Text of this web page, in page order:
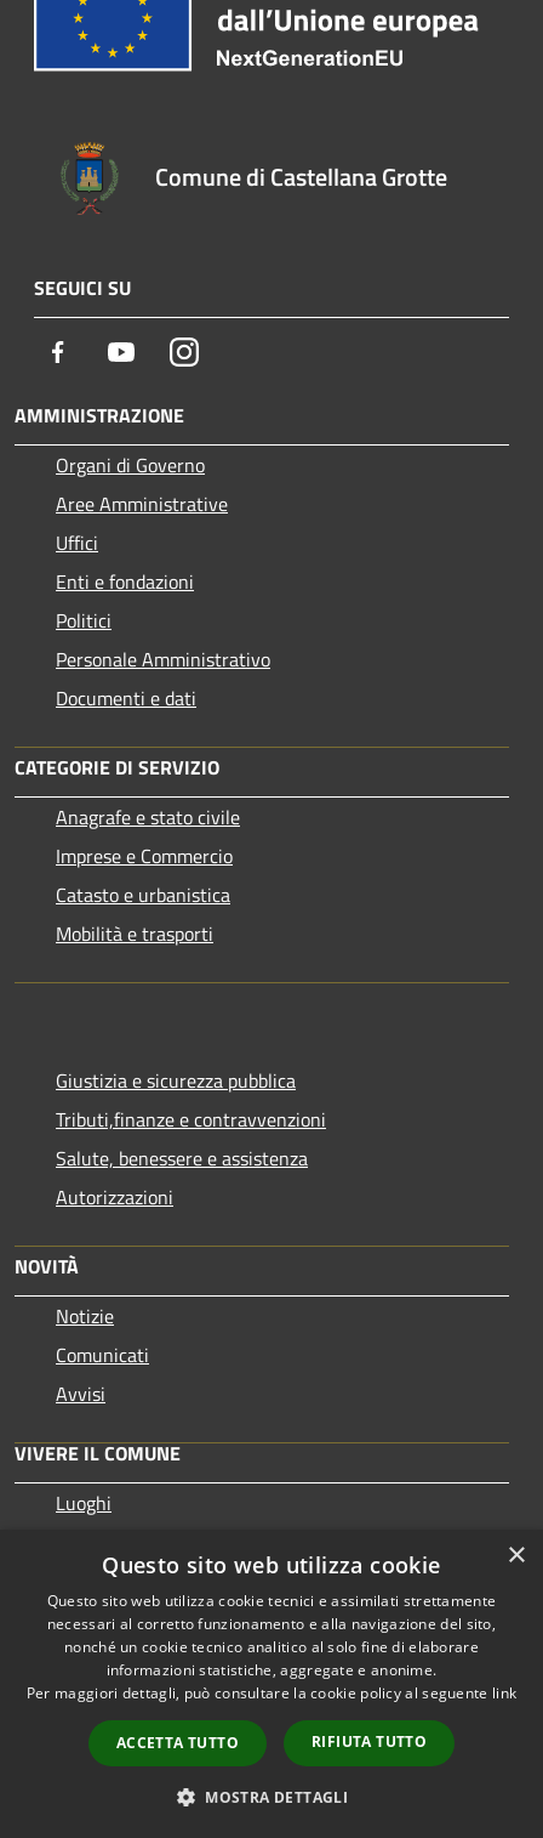
Comune di Castellana Grotte
SEGUICI SU
Facebook YoutubeInstagram
AMMINISTRAZIONE
Organi di Governo
Aree Amministrative
Uffici
Enti e fondazioni
Politici
Personale Amministrativo
Documenti e dati
CATEGORIE DI SERVIZIO
Anagrafe e stato civile
Imprese e Commercio
Catasto e urbanistica
Mobilità e trasporti
Giustizia e sicurezza pubblica
Tributi,finanze e contravvenzioni
Salute, benessere e assistenza
Autorizzazioni
NOVITÀ
Notizie
Comunicati
Avvisi
VIVERE IL COMUNE
Luoghi
CONTATTI
Comune di Castellana Grotte
Via Marconi, 9, 70013, BA
Codice Fiscale e P.IVA: 00834380727
IBAN: IT20C0542404297000000000520
×
Questo sito web utilizza cookie
Questo sito web utilizza cookie tecnici e assimilati strettamente
necessari al corretto funzionamento e alla navigazione del sito,
nonché un cookie tecnico analitico al solo fine di elaborare
informazioni statistiche, aggregate e anonime.
Per maggiori dettagli, può consultare la cookie policy al seguente link
ACCETTA TUTTO RIFIUTA TUTTO
MOSTRA DETTAGLI